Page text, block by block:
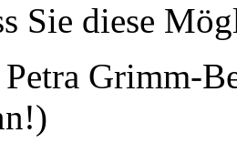
Sie diese
Grimm-